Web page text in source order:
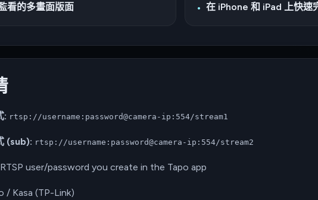
看的多畫面版面 在 iPhone 和 iPad 上快速
: rtsp://username:password@camera-ip:554/stream1
(sub): rtsp://username:password@camera-ip:554/stream2
RTSP user/password you create in the Tapo app
/ Kasa (TP-Link)